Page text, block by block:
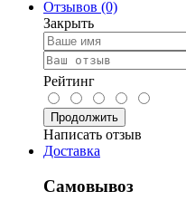
Отзывов (0)
Закрыть
Рейтинг
Продолжить
Написать отзыв
Доставка
Самовывоз